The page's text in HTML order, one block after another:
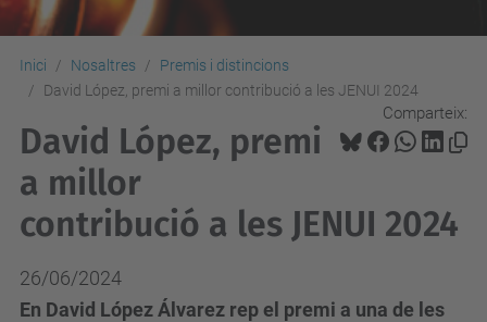
Inici Nosaltres
Premis i distincions
David López, premi a millor contribució a les JENUI 2024
Comparteix:
David López, premi
a millor
contribució a les JENUI 2024
26/06/2024
En David López Álvarez rep el premi a una de les